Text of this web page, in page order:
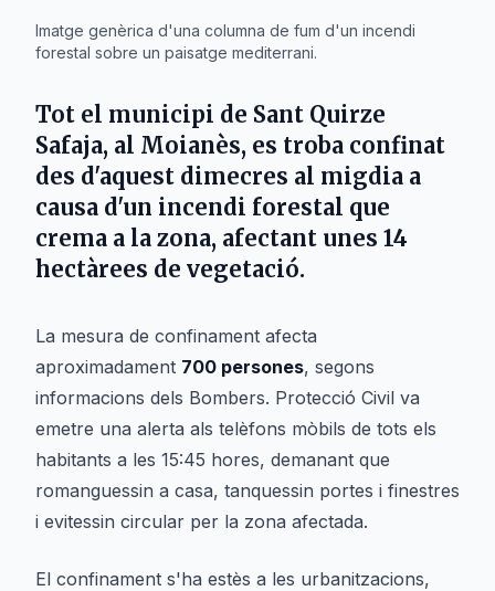
Imatge genèrica d'una columna de fum d'un incendi
forestal sobre un paisatge mediterrani.
Tot el municipi de Sant Quirze
Safaja, al Moianès, es troba confinat
des d'aquest dimecres al migdia a
causa d'un incendi forestal que
crema a la zona, afectant unes 14
hectàrees de vegetació.
La mesura de confinament afecta
aproximadament 700 persones, segons
informacions dels Bombers. Protecció Civil va
emetre una alerta als telèfons mòbils de tots els
habitants a les 15:45 hores, demanant que
romanguessin a casa, tanquessin portes i finestres
i evitessin circular per la zona afectada.
El confinament s'ha estès a les urbanitzacions,